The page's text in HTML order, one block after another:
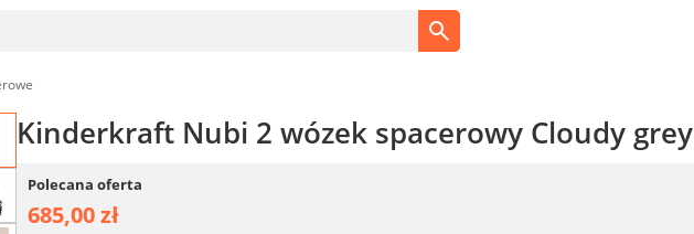
Kinderkraft Nubi 2 wózek spacerowy Cloudy grey
Polecana oferta
685,00 zł